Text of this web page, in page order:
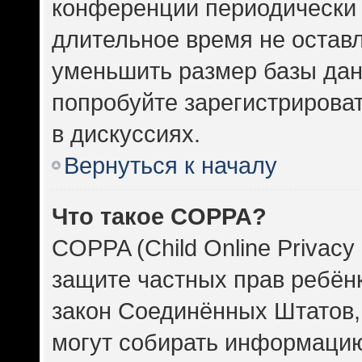
конференции
длительное время не
уменьшить размер базы
попробуйте
в дискуссиях.
Вернуться к началу
Что такое COPPA?
COPPA (Child Online
защите частных прав
закон Соединённых
могут собирать